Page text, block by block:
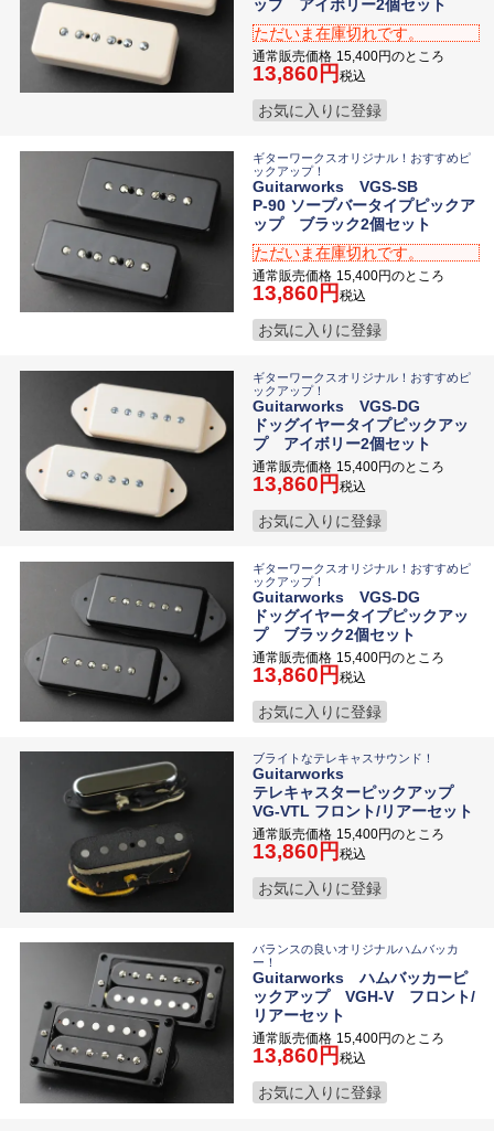
ップ アイボリー2個セット
ただいま在庫切れです。
通常販売価格 15,400 のところ
13,860 税込
お気に入りに登録
ギターワークスオリジナル！おすすめピ
ックアップ！
Guitarworks VGS-SB
P-90 ソープバータイプピックア
ップ ブラック2個セット
ただいま在庫切れです。
通常販売価格 15,400 のところ
13,860 税込
お気に入りに登録
ギターワークスオリジナル！おすすめピ
ックアップ！
Guitarworks VGS-DG
ドッグイヤータイプピックアッ
プ アイボリー2個セット
通常販売価格 15,400 のところ
13,860 税込
お気に入りに登録
ギターワークスオリジナル！おすすめピ
ックアップ！
Guitarworks VGS-DG
ドッグイヤータイプピックアッ
プ ブラック2個セット
通常販売価格 15,400 のところ
13,860 税込
お気に入りに登録
ブライトなテレキャスサウンド！
Guitarworks
テレキャスターピックアップ
VG-VTL フロント/リアーセット
通常販売価格 15,400 のところ
13,860 税込
お気に入りに登録
バランスの良いオリジナルハムバッカ
ー！
Guitarworks ハムバッカーピ
ックアップ VGH-V フロント/
リアーセット
通常販売価格 15,400 のところ
13,860 税込
お気に入りに登録